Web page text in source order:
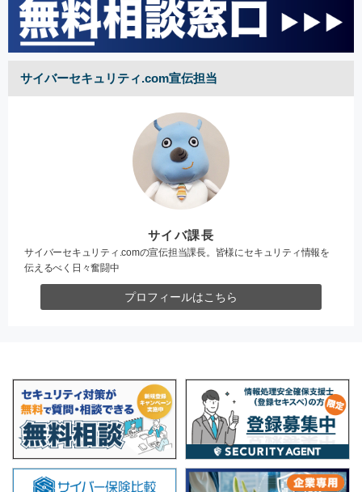
サイバーセキュリティ.com宣伝担当
サイバ課長
サイバーセキュリティ.comの宣伝担当課長。皆様にセキュリティ情報を
伝えるべく日々奮闘中
プロフィールはこちら